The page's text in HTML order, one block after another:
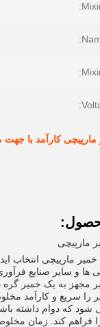
مارپیچی کارآمد با
مارپیچی
مارپیچی انتخاب
ها و سایر صنایع
مجهز به یک خمیر
سریع و کارآمد
که دوام داشته
فراهم کند. زمان